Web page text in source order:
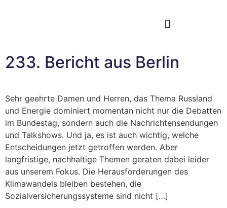
233. Bericht aus Berlin
Sehr geehrte Damen und Herren, das Thema Russland
und Energie dominiert momentan nicht nur die Debatten
im Bundestag, sondern auch die Nachrichtensendungen
und Talkshows. Und ja, es ist auch wichtig, welche
Entscheidungen jetzt getroffen werden. Aber
langfristige, nachhaltige Themen geraten dabei leider
aus unserem Fokus. Die Herausforderungen des
Klimawandels bleiben bestehen, die
Sozialversicherungssysteme sind nicht […]